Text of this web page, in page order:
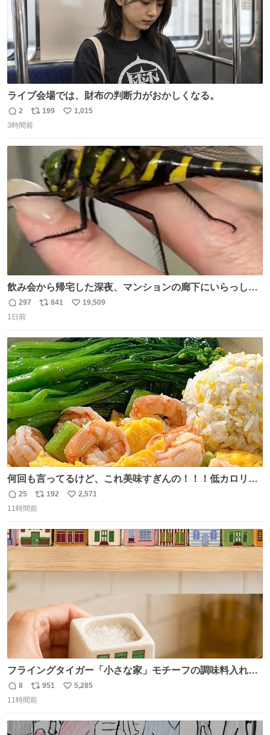
ライブ会場では、財布の判断力がおかしくなる。
返
信
2
リ
ポ
199
い
数
1,015
3時間前
飲み会から帰宅した深夜、マンションの廊下にいらっしゃ
ったオニヤンマ様 まさかこんな都会でお会いできるなんて
思っておらず大興奮しております かっこよすぎる 指を差し
たが、飛ばないということは弱っていらっしゃるのでしょ
うか…素敵すぎる
返
信
297
リ
ト
数
841
い
数
19,509
1日前
何回も言ってるけど、これ美味すぎんの！！！低カロリー
で満足感エグいから一生食べてる😭
返
信
25
リ
ポ
ト
数
192
い
数
2,571
11時間前
フライングタイガー「小さな家」モチーフの調味料入れ、
並べれば“デンマークの街並み”に ピンク・グリーン・テラ
コッタの全9種 - fashion-press.net/news/149552
返
信
8
リ
ポ
ト
951
い
数
5,285
11時間前